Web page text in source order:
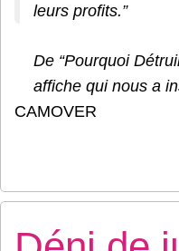
leurs profits.”
De “Pourquoi
affiche qui nous a
CAMOVER